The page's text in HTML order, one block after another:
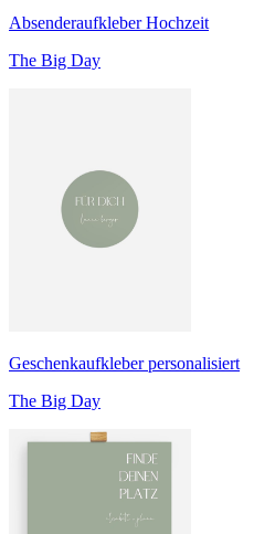
Absenderaufkleber Hochzeit
The Big Day
Geschenkaufkleber personalisiert
The Big Day